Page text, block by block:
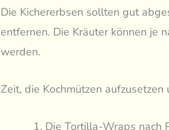
Die Kichererbsen sollten gut
entfernen. Die Kräuter können je
werden.
Zeit, die Kochmützen aufzusetzen
Die Tortilla-Wraps nach